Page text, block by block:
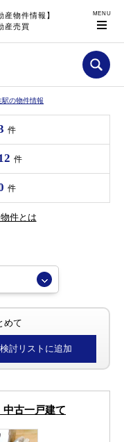
産物件情報】
産売買
の物件情報
件
件
件
件とは
めて
検討リストに追加
古一戸建て